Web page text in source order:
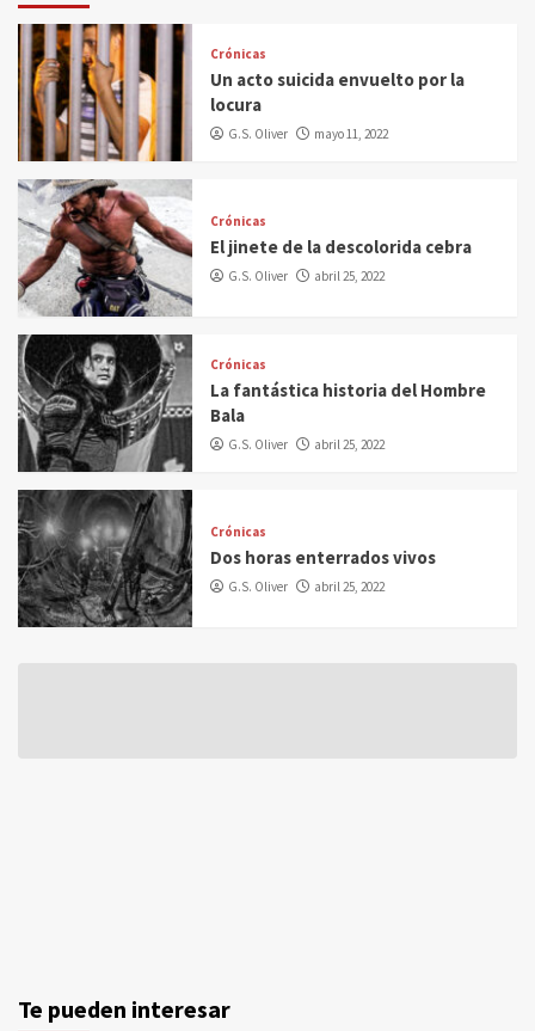
Crónicas
Un acto suicida envuelto por la
locura
G.S. Oliver mayo 11, 2022
Crónicas
El jinete de la descolorida cebra
G.S. Oliver abril 25, 2022
Crónicas
La fantástica historia del Hombre
Bala
G.S. Oliver abril 25, 2022
Crónicas
Dos horas enterrados vivos
G.S. Oliver abril 25, 2022
Te pueden interesar